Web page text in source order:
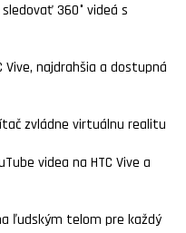
360° videá s
Vive, najdrahšia a dostupná
zvládne virtuálnu realitu
videa na HTC Vive a
ľudským telom pre každý